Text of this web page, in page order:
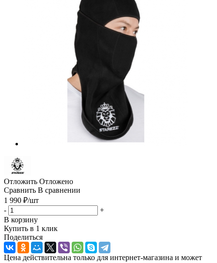
Отложить Отложено
Сравнить В сравнении
1 990 ₽/шт
-
+
В корзину
Купить в 1 клик
Поделиться
Цена действительна только для интернет-магазина и может